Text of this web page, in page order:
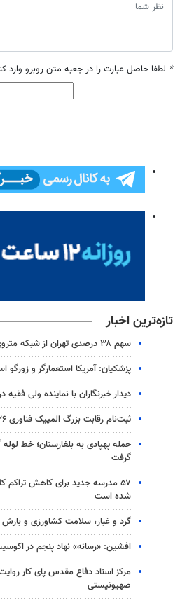
* لطفا حاصل عبارت را در جعبه متن روبرو وارد
تازه‌ترین اخبار
سهم ۳۸ درصدی تهران از شبکه متروی کلانشهرهای ایران
پزشکیان: آمریکا استعمارگر و زورگو
دیدار خبرنگاران با نماینده ولی
ثبت‌نام رقابت بزرگ المپیک فناوری ۲۰۲۶ آغاز شد
حمله پهپادی به بلغارستان؛ خط
گرفت
۵۷ مدرسه جدید برای کاهش
شده است
گرد و غبار، سلامت کشاورزی و بارش
افشین: «رسانه» نهاد پنجم در
مرکز اسناد دفاع مقدس پای کار
صهیونیستی